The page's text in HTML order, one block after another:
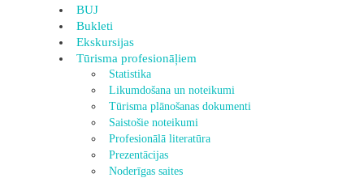
BUJ
Bukleti
Ekskursijas
Tūrisma profesionāļiem
Statistika
Likumdošana un noteikumi
Tūrisma plānošanas dokumenti
Saistošie noteikumi
Profesionālā literatūra
Prezentācijas
Noderīgas saites